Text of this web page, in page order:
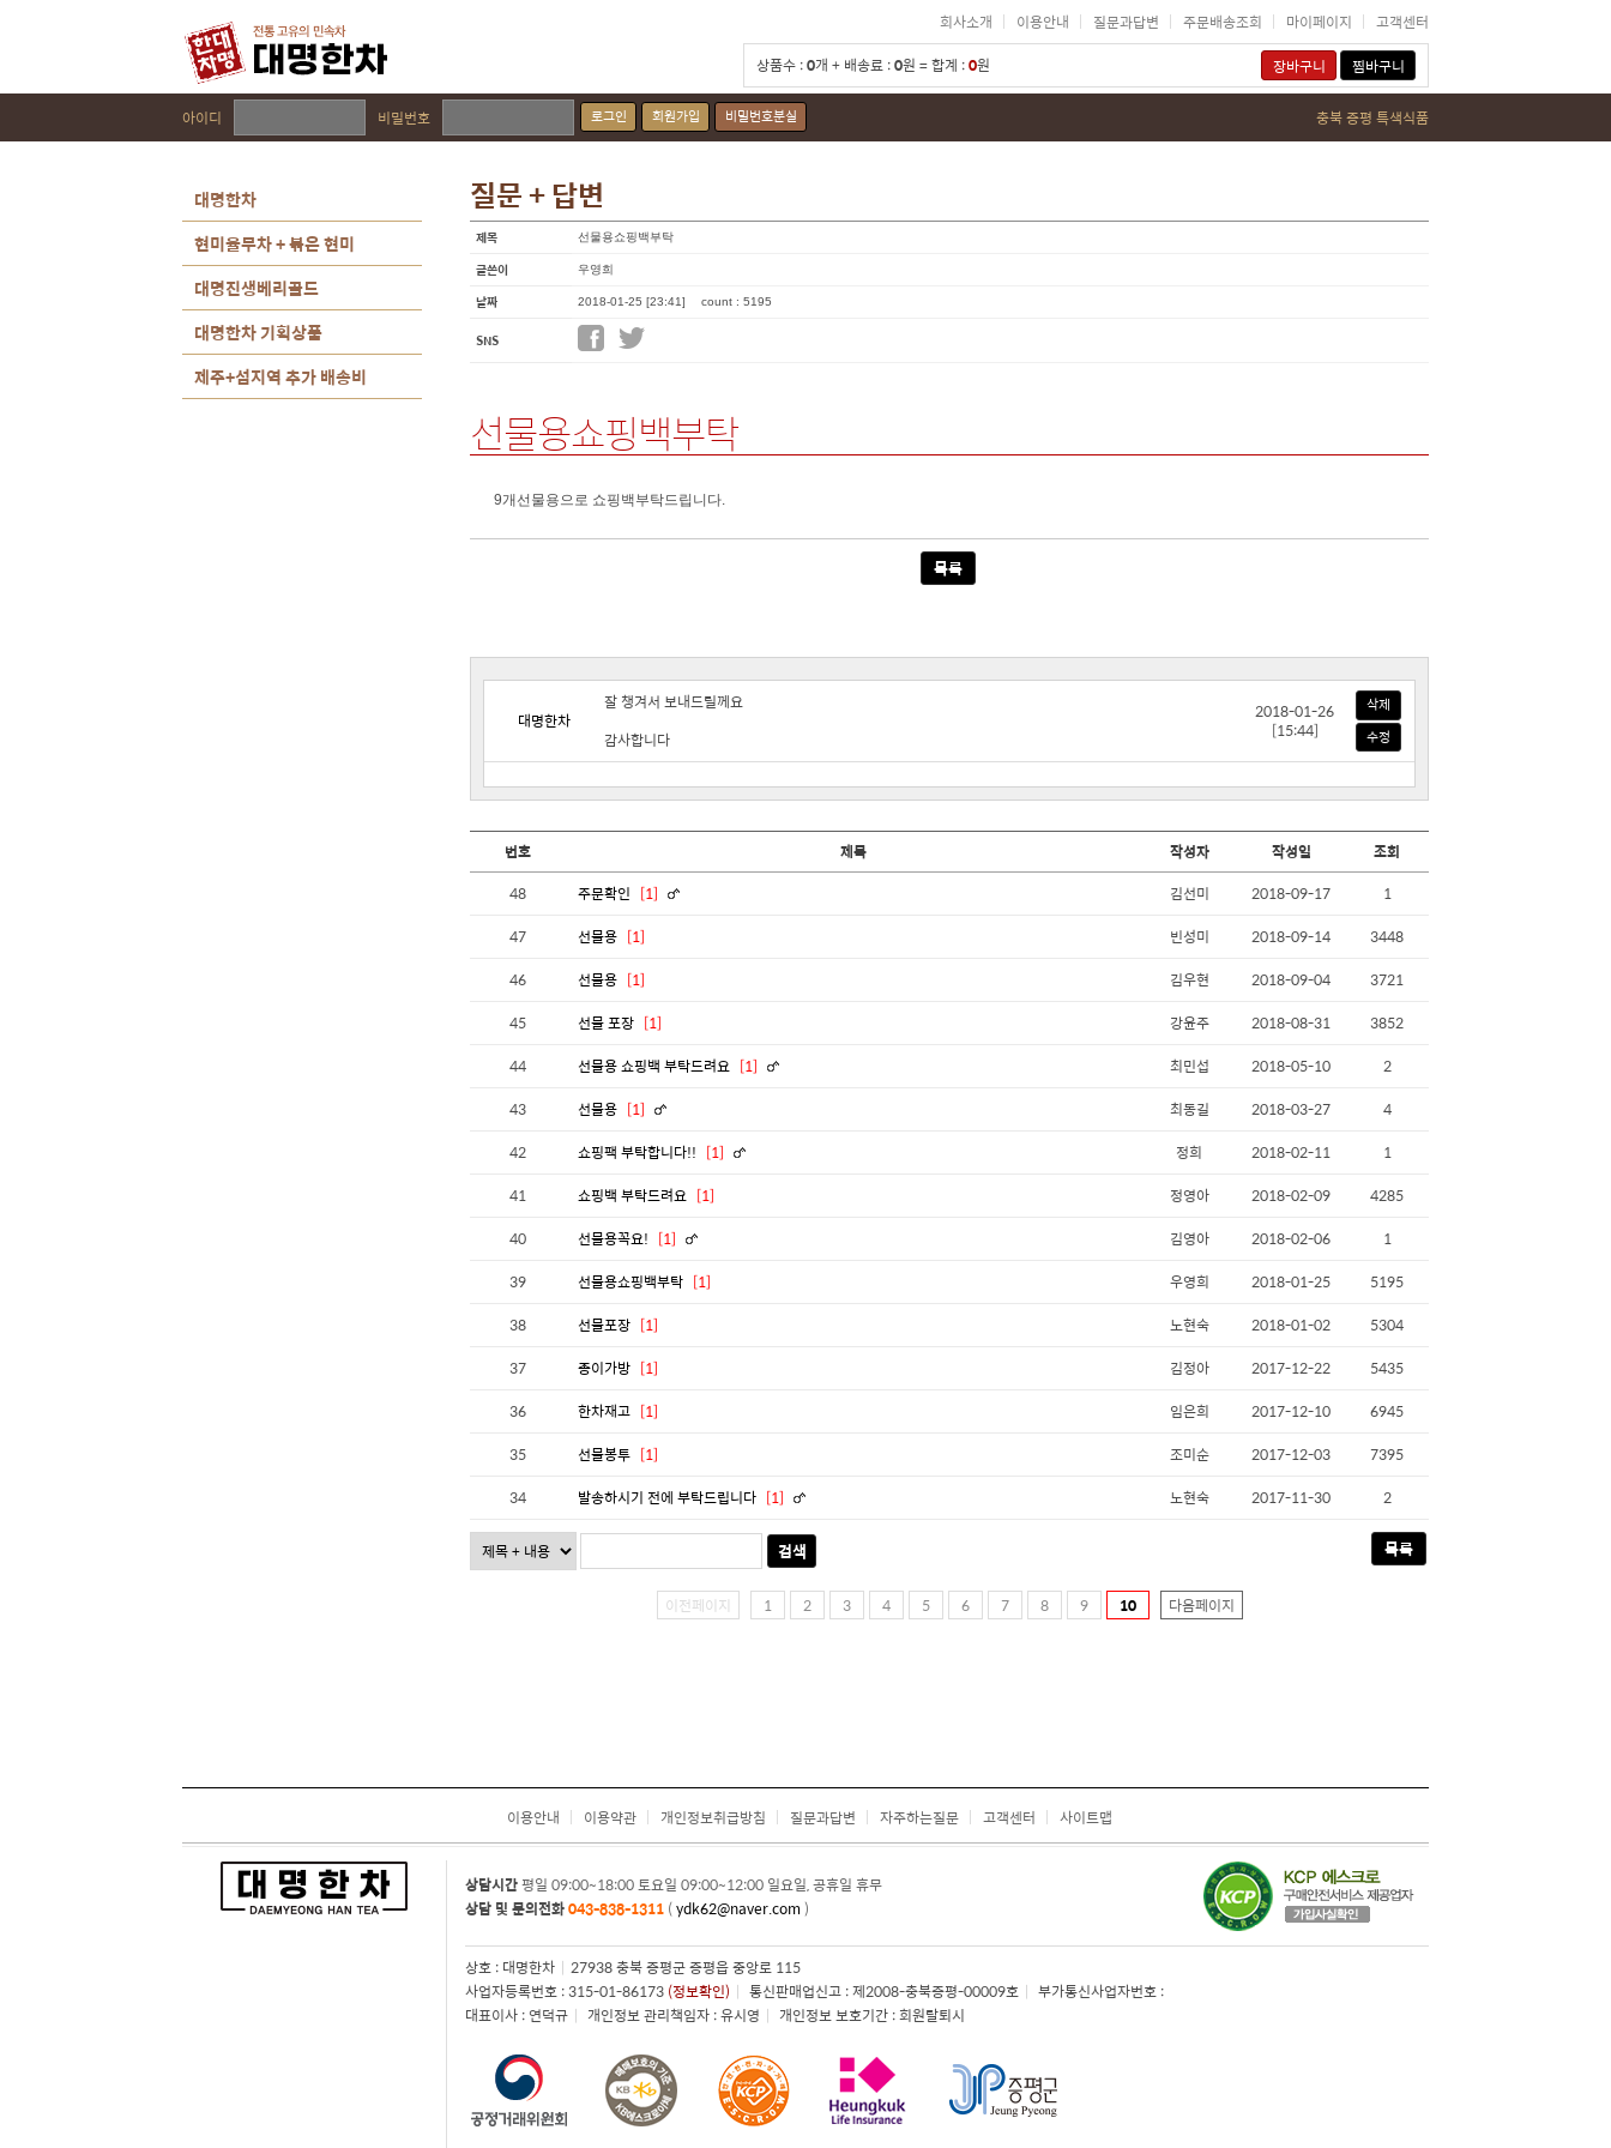
회사소개 이용안내 질문과답변 주문배송조회 마이페이지
고객센터
상품수 :0개 + 배송료 :0원 = 합계 :0원 장바구니 찜바구니
아이디 비밀번호 로그인 회원가입 비밀번호분실 충북 증평 특색식품
대명한차
현미율무차 + 볶은 현미
대명진생베리골드
대명한차 기획상품
제주+섬지역 추가 배송비
질문 + 답변
제목 선물용쇼핑백부탁
글쓴이 우영희
날짜 2018-01-25 [23:41] count : 5195
SNS
선물용쇼핑백부탁
9개선물용으로 쇼핑백부탁드립니다.
목록
대명한차
잘 챙겨서 보내드릴께요
감사합니다
[15:44]
삭제
수정
번호 제목 작성자 작성일
조회
48
주문확인 [1] 김선미 2018-09-17
1
47
선물용 [1] 빈성미 2018-09-14
3448
46
선물용 [1] 김우현 2018-09-04
3721
45
선물 포장 [1] 강윤주 2018-08-31
3852
44
선물용 쇼핑백 부탁드려요 [1] 최민섭 2018-05-10
2
43
선물용 [1] 최동길 2018-03-27
4
42
쇼핑팩 부탁합니다!! [1] 정희 2018-02-11
1
41
쇼핑백 부탁드려요 [1] 정영아 2018-02-09
4285
40
선물용꼭요! [1] 김영아 2018-02-06
1
39
선물용쇼핑백부탁 [1] 우영희 2018-01-25
5195
38
선물포장 [1] 노현숙 2018-01-02
5304
37
종이가방 [1] 김정아 2017-12-22
5435
36
한차재고 [1] 임은희 2017-12-10
6945
35
선물봉투 [1] 조미순 2017-12-03
7395
34
발송하시기 전에 부탁드립니다 [1] 노현숙 2017-11-30 2
검색 목록
이전페이지 1 2 3 4 5 6 7 8 9 10 다음페이지
이용안내 이용약관 개인정보취급방침 질문과답변 자주하는질문 고객센터 사이트맵
상담시간평일 09:00~18:00 토요일 09:00~12:00 일요일, 공휴일 휴무
상담 및 문의전화043-838-1311 (ydk62@naver.com )
상호 : 대명한차 | 27938 충북 증평군 증평읍 중앙로 115
사업자등록번호 : 315-01-86173 (정보확인) | 통신판매업신고 : 제2008-충북증평-00009호 | 부가통신사업자번호 :
대표이사 : 연덕규 | 개인정보 관리책임자 : 유시영 | 개인정보 보호기간 : 회원탈퇴시